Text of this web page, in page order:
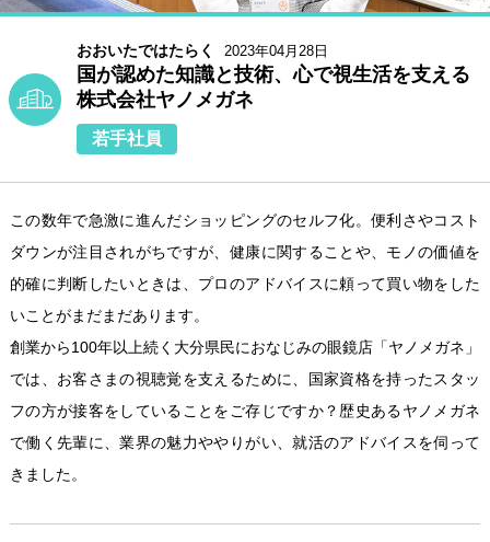
おおいたではたらく 2023年04月28日
国が認めた知識と技術、心で視生活を支える
株式会社ヤノメガネ
若手社員
この数年で急激に進んだショッピングのセルフ化。便利さやコスト
ダウンが注目されがちですが、健康に関することや、モノの価値を
的確に判断したいときは、プロのアドバイスに頼って買い物をした
いことがまだまだあります。
創業から100年以上続く大分県民におなじみの眼鏡店「ヤノメガネ」
では、お客さまの視聴覚を支えるために、国家資格を持ったスタッ
フの方が接客をしていることをご存じですか？歴史あるヤノメガネ
で働く先輩に、業界の魅力ややりがい、就活のアドバイスを伺って
きました。